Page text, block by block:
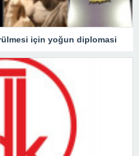
için yoğun diplomasi